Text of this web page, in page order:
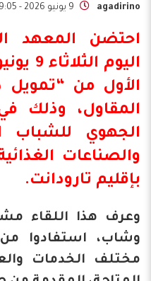
agadirino 9 يونيو 2026 - 19:05
احتضن المعهد
الأول من “تمويل
المقاول، وذلك
الجهوي للشباب
والصناعات
بإقليم تارودانت.
وشاب، استفادوا
مختلف الخدمات